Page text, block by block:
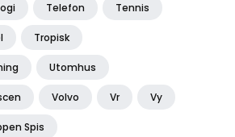
Telefon Tennis
Tropisk
Utomhus
Volvo Vr Vy
Spis